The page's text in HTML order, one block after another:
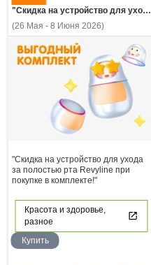
"Скидка на устройство для ухода за полостью рта Revyline при покупке в комплекте!"
(26 Мая - 8 Июня 2026)
"Скидка на устройство для ухода
за полостью рта Revyline при
покупке в комплекте!"
Красота и здоровье,
разное
Купить